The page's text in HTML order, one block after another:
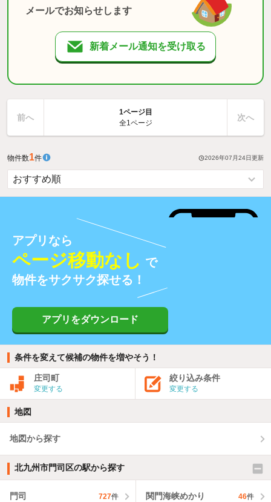
メールでお知らせします
新着メール通知を受け取る
前へ
1ページ目
全1ページ
次へ
物件数1件 2026年07月24日 更新
アプリなら
ページ移動なし で
物件をサクサク探せる！
アプリをダウンロード
条件を変えて候補の物件を増やそう！
庄司町
変更する
絞り込み条件
変更する
地図
地図から探す
北九州市門司区の駅から探す
門司 727件 関門海峡めかり 46件